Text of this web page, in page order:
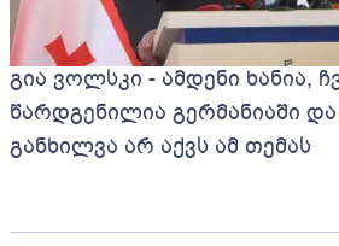
გია ვოლსკი - ამდენი ხანია,
წარდგენილია გერმანიაში
განხილვა არ აქვს ამ თემას